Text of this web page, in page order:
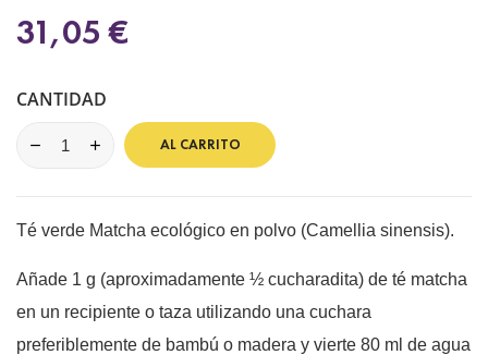
31,05 €
CANTIDAD
AL CARRITO
Té verde Matcha ecológico en polvo (Camellia sinensis).
Añade 1 g (aproximadamente ½ cucharadita) de té matcha
en un recipiente o taza utilizando una cuchara
preferiblemente de bambú o madera y vierte 80 ml de agua